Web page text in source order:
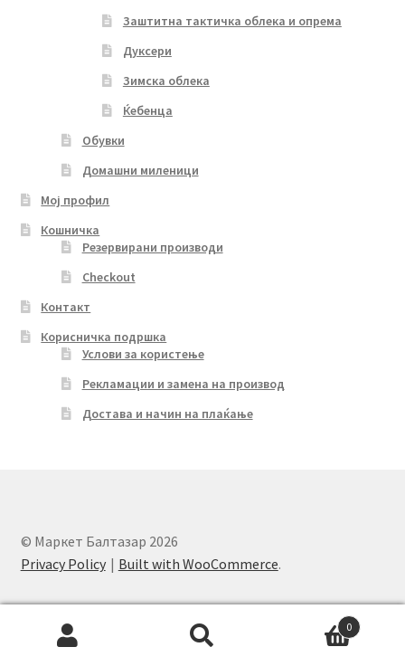
Заштитна тактичка облека и опрема
Дуксери
Зимска облека
Ќебенца
Обувки
Домашни миленици
Мој профил
Кошничка
Резервирани производи
Checkout
Контакт
Корисничка подршка
Услови за користење
Рекламации и замена на производ
Достава и начин на плаќање
© Маркет Балтазар 2026
Privacy Policy
Built with WooCommerce.
0